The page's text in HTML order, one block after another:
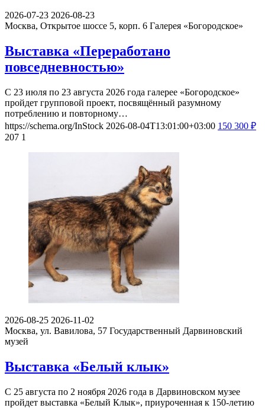
2026-07-23 2026-08-23
Москва, Открытое шоссе 5, корп. 6 Галерея «Богородское»
Выставка «Переработано
повседневностью»
С 23 июля по 23 августа 2026 года галерее «Богородское»
пройдет групповой проект, посвящённый разумному
потреблению и повторному…
https://schema.org/InStock 2026-08-04T13:01:00+03:00 150 300 ₽
207 1
2026-08-25 2026-11-02
Москва, ул. Вавилова, 57 Государственный Дарвиновский
музей
Выставка «Белый клык»
С 25 августа по 2 ноября 2026 года в Дарвиновском музее
пройдет выставка «Белый Клык», приуроченная к 150-летию